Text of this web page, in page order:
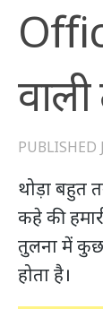
PUBLISHED
थोड़ा बहुत
कहे की
तुलना में
होता है।